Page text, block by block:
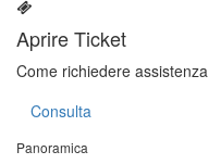
Aprire Ticket
Come richiedere assistenza
Consulta
Panoramica